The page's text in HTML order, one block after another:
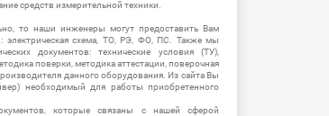
средств измерительной техники.
то наши инженеры могут предоставить Вам
электрическая схема, ТО, РЭ, ФО, ПС. Также мы
документов: технические условия (ТУ),
поверки, методика аттестации, поверочная
данного оборудования. Из сайта Вы
необходимый для работы приобретенного
которые связаны с нашей сферой